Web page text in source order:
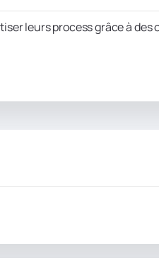
leurs process grâce à